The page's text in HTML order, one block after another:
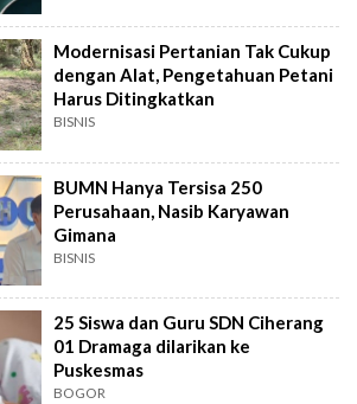
Modernisasi Pertanian Tak Cukup
dengan Alat, Pengetahuan Petani
Harus Ditingkatkan
BISNIS
BUMN Hanya Tersisa 250
Perusahaan, Nasib Karyawan
Gimana
BISNIS
25 Siswa dan Guru SDN Ciherang
01 Dramaga dilarikan ke
Puskesmas
BOGOR